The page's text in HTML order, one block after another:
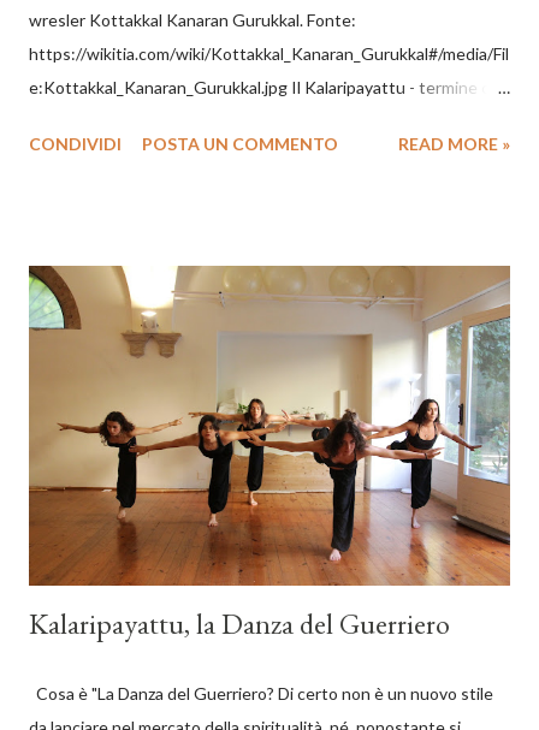
wresler Kottakkal Kanaran Gurukkal. Fonte:
https://wikitia.com/wiki/Kottakkal_Kanaran_Gurukkal#/media/Fil
e:Kottakkal_Kanaran_Gurukkal.jpg Il Kalaripayattu - termine che
battaglia” (kalari) – è un’arte del combattimento strettamente
intende un gruppo di caste hindu, tipico del Kerala, e collegato
ad una etnia di origine cingalese, chiamata Ezhava o Thiyyar. I
“Nair”, che si dichiarano induisti, hanno in realtà una propria
cultura e una propria religione fondata su alcuni principi
buddhisti, sulla devozione alla dea Bhagavatī e sul culto del
Serpente, o Nāga, molto presente sia nell’iconografia
tradizionale, sia, fisicamente, nei boschetti considerati sacri
CONDIVIDI POSTA UN COMMENTO READ MORE »
Kalaripayattu, la Danza del Guerriero
Cosa è "La Danza del Guerriero? Di certo non è un nuovo stile